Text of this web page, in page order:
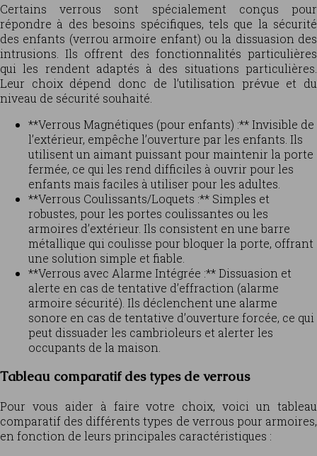
Certains verrous sont spécialement conçus pour
répondre à des besoins spécifiques, tels que la sécurité
des enfants (verrou armoire enfant) ou la dissuasion des
intrusions. Ils offrent des fonctionnalités particulières
qui les rendent adaptés à des situations particulières.
Leur choix dépend donc de l’utilisation prévue et du
niveau de sécurité souhaité.
**Verrous Magnétiques (pour enfants) :** Invisible de
l’extérieur, empêche l’ouverture par les enfants. Ils
utilisent un aimant puissant pour maintenir la porte
fermée, ce qui les rend difficiles à ouvrir pour les
enfants mais faciles à utiliser pour les adultes.
**Verrous Coulissants/Loquets :** Simples et
robustes, pour les portes coulissantes ou les
armoires d’extérieur. Ils consistent en une barre
métallique qui coulisse pour bloquer la porte, offrant
une solution simple et fiable.
**Verrous avec Alarme Intégrée :** Dissuasion et
alerte en cas de tentative d’effraction (alarme
armoire sécurité). Ils déclenchent une alarme
sonore en cas de tentative d’ouverture forcée, ce qui
peut dissuader les cambrioleurs et alerter les
occupants de la maison.
Tableau comparatif des types de verrous
Pour vous aider à faire votre choix, voici un tableau
comparatif des différents types de verrous pour armoires,
en fonction de leurs principales caractéristiques :